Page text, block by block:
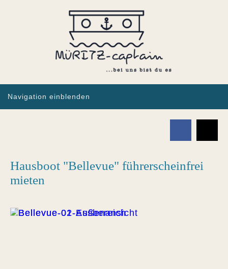
Navigation einblenden
Hausboot "Bellevue" führerscheinfrei
mieten